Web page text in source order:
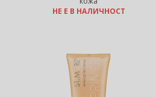
НЕ Е В НАЛИЧНОСТ